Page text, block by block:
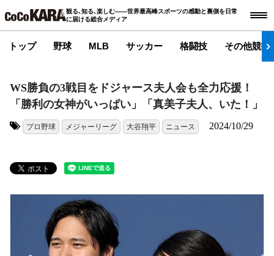
観る､知る､楽しむ――世界最高峰スポーツの感動と裏側を日常
に届ける総合メディア
トップ 野球 MLB サッカー 格闘技 その他競技
WS勝負の3戦目をドジャース夫人会も全力応援！
「勝利の女神がいっぱい」「真美子夫人、いた！」
プロ野球 メジャーリーグ 大谷翔平 ニュース 2024/10/29